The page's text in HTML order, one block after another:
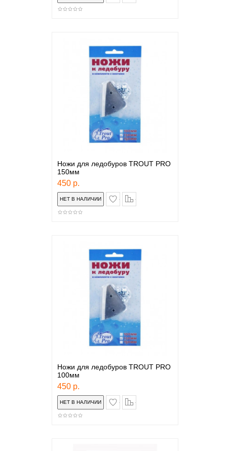
Ножи для ледобуров TROUT PRO
150мм
450 р.
в закладки
Ножи для ледобуров TROUT PRO
100мм
450 р.
в закладки